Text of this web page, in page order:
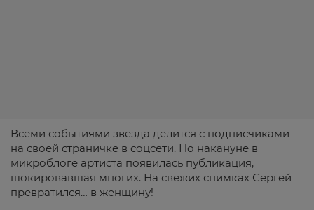
Всеми событиями звезда делится с подписчиками
на своей страничке в соцсети. Но накануне в
микроблоге артиста появилась публикация,
шокировавшая многих. На свежих снимках Сергей
превратился… в женщину!